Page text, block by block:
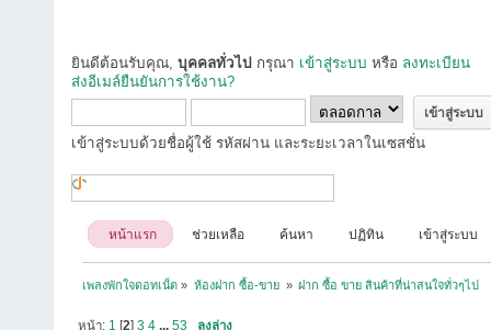
ยินดีต้อนรับคุณ, บุคคลทั่วไป กรุณา เข้าสู่ระบบ หรือ ลงทะเบียน
ส่งอีเมล์ยืนยันการใช้งาน?
เข้าสู่ระบบด้วยชื่อผู้ใช้ รหัสผ่าน และระยะเวลาในเซสชั่น
หน้าแรก ช่วยเหลือ ค้นหา ปฏิทิน เข้าสู่ระบบ
เพลงพักใจดอทเน็ต » ห้องฝาก ซื้อ-ขาย » ฝาก ซื้อ ขาย สินค้าที่น่าสนใจทั่วๆไป
หน้า: 1 [2]3 4 ...53 ลงล่าง